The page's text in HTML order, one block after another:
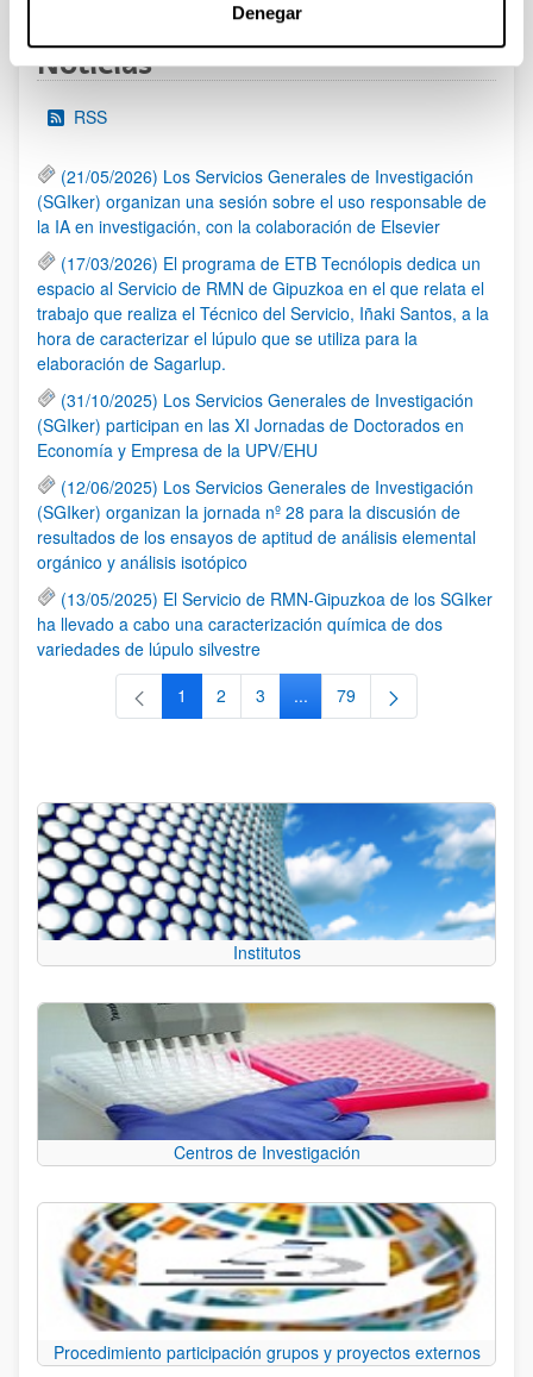
Denegar
Noticias
RSS
(21/05/2026) Los Servicios Generales de Investigación
(SGIker) organizan una sesión sobre el uso responsable de
la IA en investigación, con la colaboración de Elsevier
(17/03/2026) El programa de ETB Tecnólopis dedica un
espacio al Servicio de RMN de Gipuzkoa en el que relata el
trabajo que realiza el Técnico del Servicio, Iñaki Santos, a la
hora de caracterizar el lúpulo que se utiliza para la
elaboración de Sagarlup.
(31/10/2025) Los Servicios Generales de Investigación
(SGIker) participan en las XI Jornadas de Doctorados en
Economía y Empresa de la UPV/EHU
(12/06/2025) Los Servicios Generales de Investigación
(SGIker) organizan la jornada nº 28 para la discusión de
resultados de los ensayos de aptitud de análisis elemental
orgánico y análisis isotópico
(13/05/2025) El Servicio de RMN-Gipuzkoa de los SGIker
ha llevado a cabo una caracterización química de dos
variedades de lúpulo silvestre
Página
1 Página
2 Página
3 ...Páginas intermedias Use TAB
Página
79
Institutos
Centros de Investigación
Procedimiento participación grupos y proyectos externos